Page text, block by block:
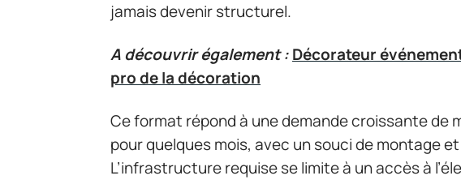
jamais devenir structurel.
A découvrir également :Décorateur
pro de la décoration
Ce format répond à une demande croissante de
pour quelques mois, avec un souci de montage
L’infrastructure requise se limite à un accès à